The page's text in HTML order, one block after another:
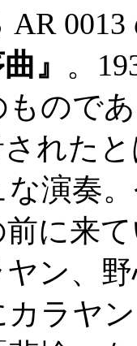
0013
』 。
ので
れた
演奏
に来
ヤン、
ラヤ